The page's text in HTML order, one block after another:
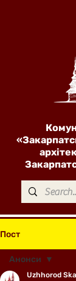
Пост
Анонси
Uzhhorod